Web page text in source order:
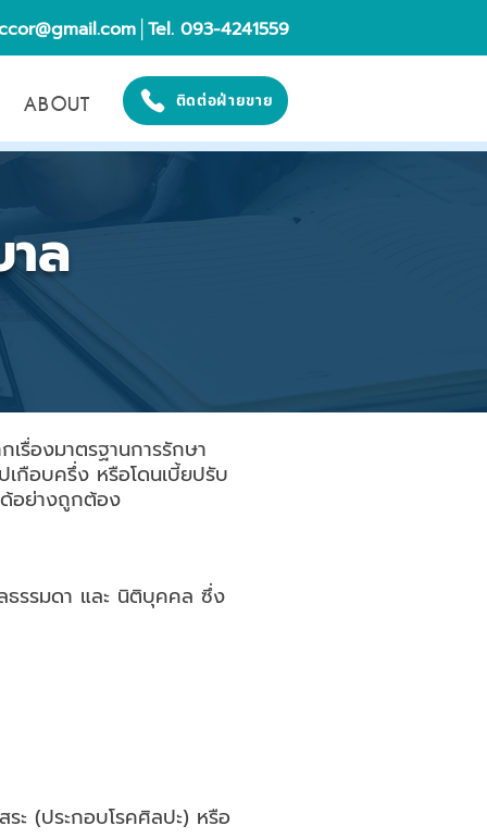
│Tel. 093-4241559
ABOUT ติดต่อฝ่ายขาย
ล
รื่องมาตรฐานการรักษา
กือบครึ่ง หรือโดนเบี้ยปรับ
อย่างถูกต้อง
รรมดา และ นิติบุคคล ซึ่ง
ะ (ประกอบโรคศิลปะ) หรือ